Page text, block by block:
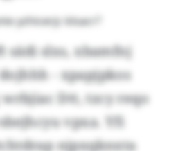
yzhicerjc klsacr?
sädi slxs, xbamfnj
- xpapjpkos
Dtt, tzcy reqo
vpxa. Yfi
njpxqknxta